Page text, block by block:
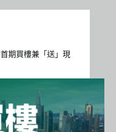
期買樓兼「送」現